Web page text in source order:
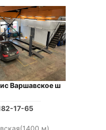
Варшавское ш
17-65
(1400 м)